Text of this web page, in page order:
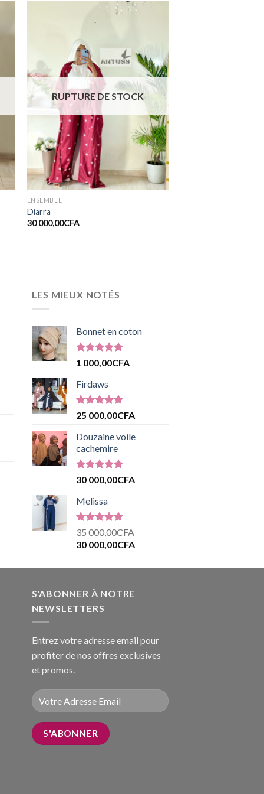
de
souhaits
RUPTURE DE STOCK
ENSEMBLE
Diarra
30 000,00CFA
LES MIEUX NOTÉS
Bonnet en coton
Note5.00
1 000,00CFA
Firdaws
Note5.00
25 000,00CFA
Douzaine voile
cachemire
Note5.00
30 000,00CFA
Melissa
Note5.00
sur 5
35 000,00CFA
30 000,00CFA
S'ABONNER À NOTRE
NEWSLETTERS
Entrez votre adresse email pour
profiter de nos offres exclusives
et promos.